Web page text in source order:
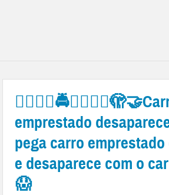
emprestado
pega carro emprestado
e desaparece com o
😱